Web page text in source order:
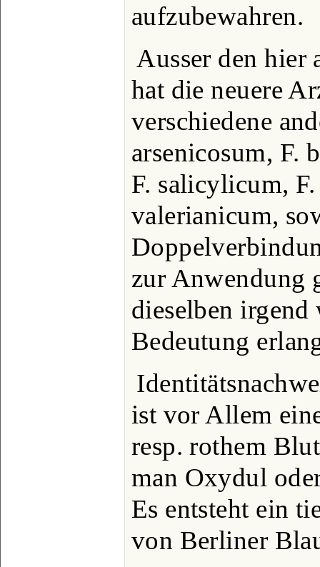
aufzubewahren.
Ausser den hier
hat die neuere
verschiedene
arsenicosum, F.
F. salicylicum,
valerianicum,
zur Anwendung
dieselben irgend
Bedeutung
ist vor Allem
resp. rothem
man Oxydul
Es entsteht ein
von Berliner